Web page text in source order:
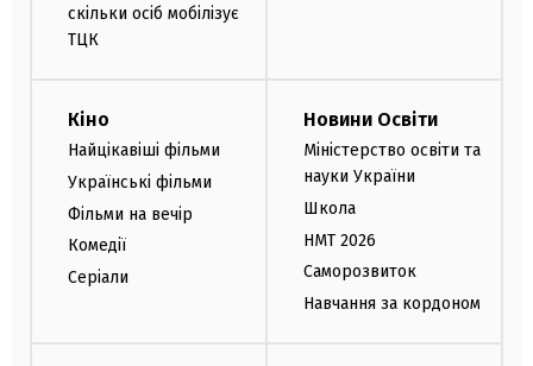
скільки осіб мобілізує
ТЦК
Кіно
Найцікавіші фільми
Українські фільми
Фільми на вечір
Комедії
Серіали
Новини Освіти
Міністерство освіти та
науки України
Школа
НМТ 2026
Саморозвиток
Навчання за кордоном